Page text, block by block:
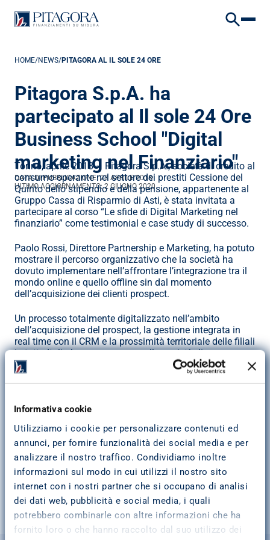
Informativa cookie
Utilizziamo i cookie per personalizzare contenuti ed
annunci, per fornire funzionalità dei social media e per
analizzare il nostro traffico. Condividiamo inoltre
informazioni sul modo in cui utilizzi il nostro sito
internet con i nostri partner che si occupano di analisi
dei dati web, pubblicità e social media, i quali
potrebbero combinarle con altre informazioni che ha
fornito loro o che hanno raccolto dal suo utilizzo dei
VAI AL CONTENUTO
VAI AL FOOTER
HOME/NEWS/PITAGORA AL IL SOLE 24 ORE
Pitagora S.p.A. ha
partecipato al Il sole 24 Ore
Business School "Digital
marketing nel Finanziario"
DATA DI PUBBLICAZIONE: 23 APRILE 2018
ULTIMO AGGIORNAMENTO: 2 GIUGNO 2020
Torino, aprile 2018 – Pitagora S.p.A., società di credito al
consumo operante nel settore dei prestiti Cessione del
Quinto dello stipendio e della pensione, appartenente al
Gruppo Cassa di Risparmio di Asti, è stata invitata a
partecipare al corso “Le sfide di Digital Marketing nel
finanziario” come testimonial e case study di successo.
Paolo Rossi, Direttore Partnership e Marketing, ha potuto
mostrare il percorso organizzativo che la società ha
dovuto implementare nell’affrontare l’integrazione tra il
mondo online e quello offline sin dal momento
dell’acquisizione dei clienti prospect.
Un processo totalmente digitalizzato nell’ambito
dell’acquisizione del prospect, la gestione integrata in
real time con il CRM e la prossimità territoriale delle filiali
in tutta Italia hanno permesso alla società di
incrementare in modo considerevole l’ingaggio dei
prospect (diminuendo in modo considerevole il CPA) e
trasformarli in clienti garantendo un livello di
lending (NPS 64,23%).
“I risultati ottenuti, il continuo ascolto del cliente e
dei suoi bisogni – afferma Paolo Rossi – sono l’inizio
di un percorso che abbiamo programmato nello
sviluppo del digitale che deve esser
necessariamente, secondo la nostra visione, vicino
al modo offline e dell’attività face to face della
nostra rete periferica”.
Visita il profilo LinkedIn